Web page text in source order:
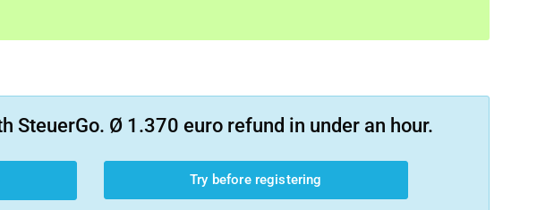
SteuerGo. Ø 1.370 euro refund in under an hour.
Try before registering